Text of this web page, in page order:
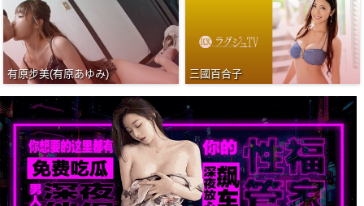
有原步美(有原あゆみ) 三國百合子